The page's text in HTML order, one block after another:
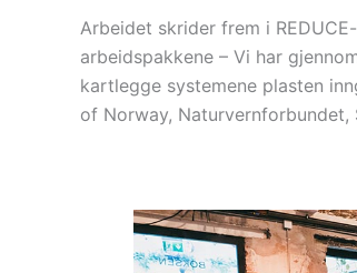
Arbeidet skrider frem i
arbeidspakkene – Vi har
kartlegge systemene plasten
of Norway,